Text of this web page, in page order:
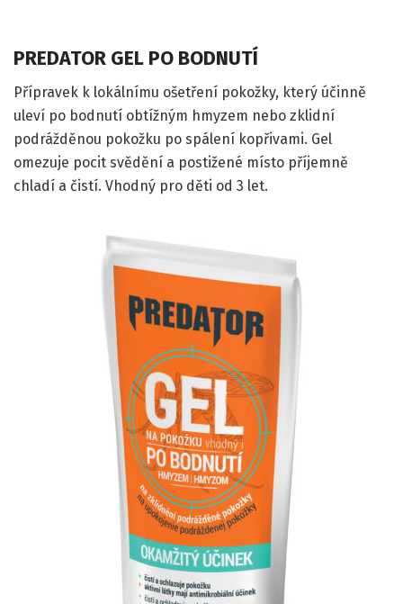
PREDATOR GEL PO BODNUTÍ
Přípravek k lokálnímu ošetření pokožky, který účinně
uleví po bodnutí obtížným hmyzem nebo zklidní
podrážděnou pokožku po spálení kopřivami. Gel
omezuje pocit svědění a postižené místo příjemně
chladí a čistí. Vhodný pro děti od 3 let.